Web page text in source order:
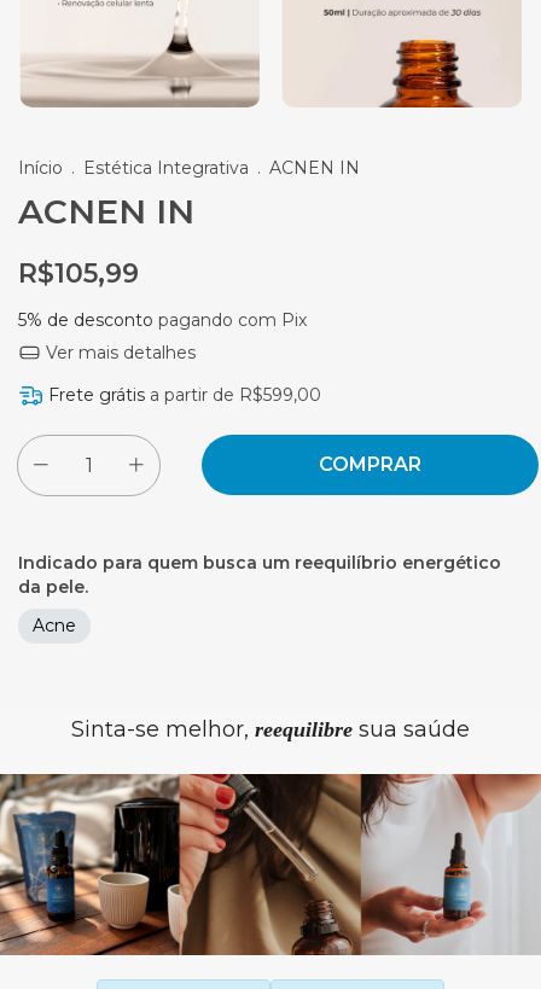
Início . Estética Integrativa . ACNEN IN
ACNEN IN
R$105,99
5% de desconto pagando com Pix
Ver mais detalhes
Frete grátis a partir de R$599,00
Indicado para quem busca um reequilíbrio energético
da pele.
Acne
Sinta-se melhor, reequilibre sua saúde